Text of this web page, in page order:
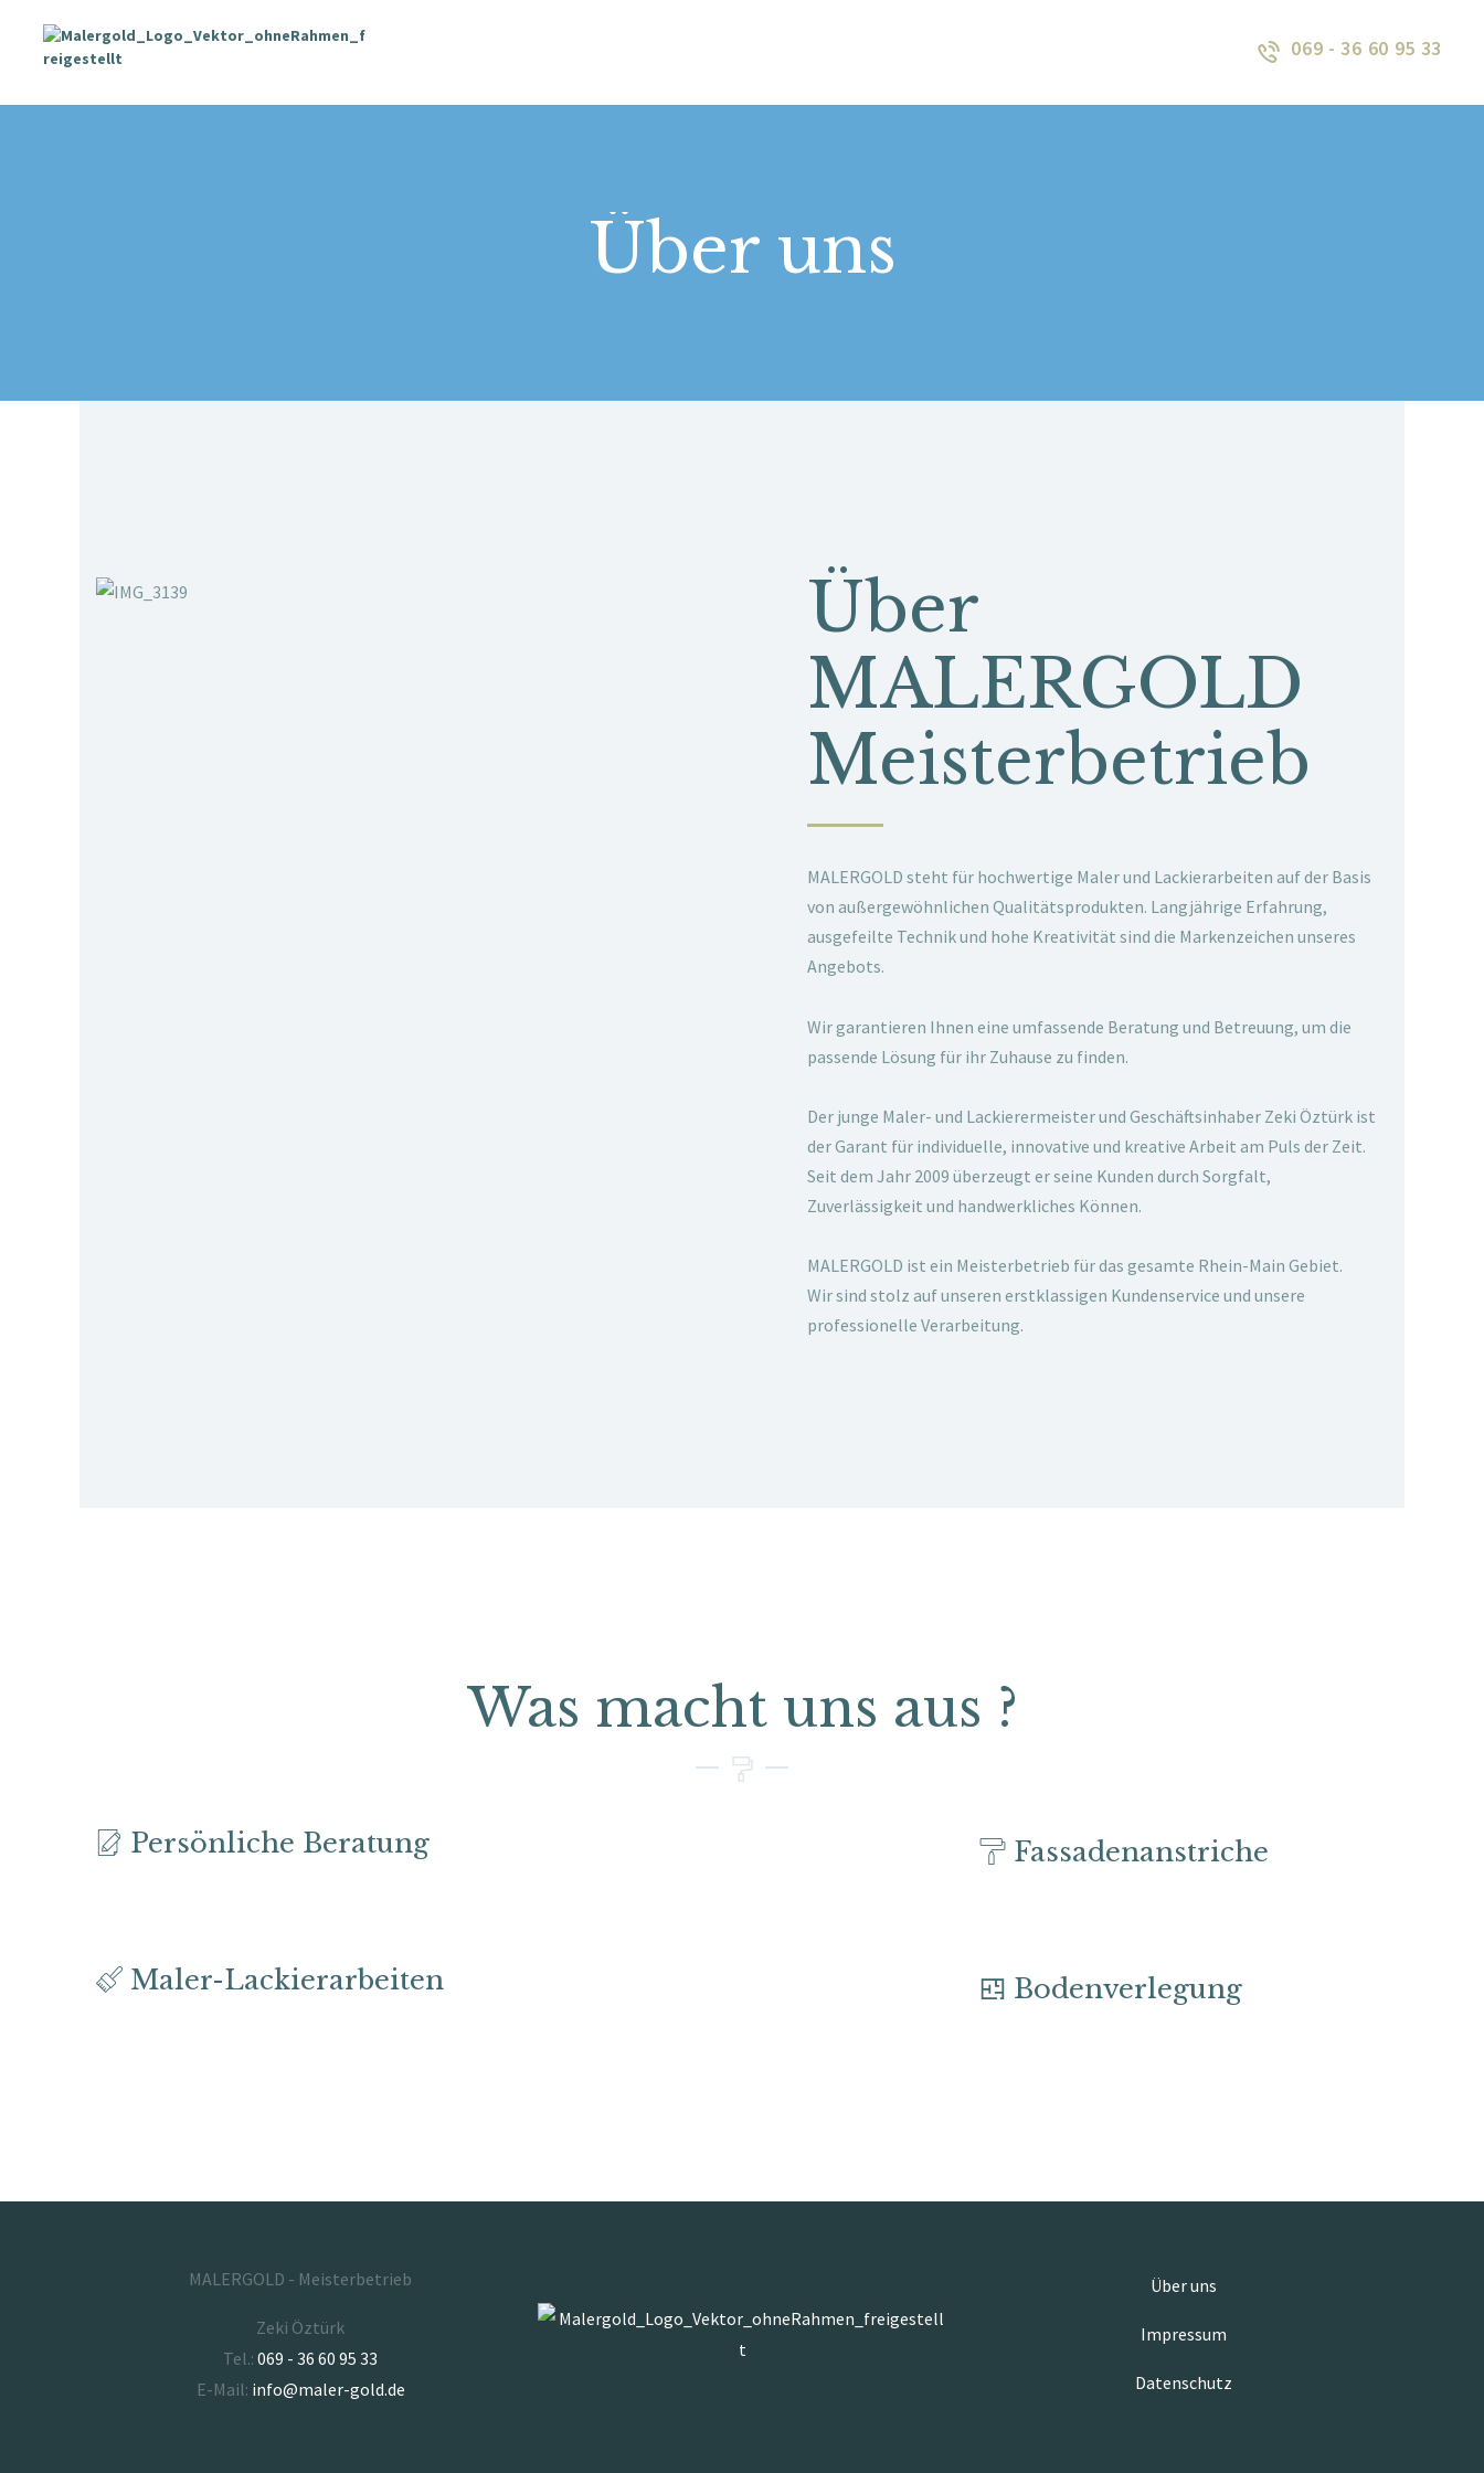
069 - 36 60 95 33
Über uns
LEISTUNGEN
GALERIE
ÜBER UNS
Über
MALERGOLD
Meisterbetrieb
MALERGOLD steht für hochwertige Maler und Lackierarbeiten auf der Basis
von außergewöhnlichen Qualitätsprodukten. Langjährige Erfahrung,
ausgefeilte Technik und hohe Kreativität sind die Markenzeichen unseres
Angebots.
Wir garantieren Ihnen eine umfassende Beratung und Betreuung, um die
passende Lösung für ihr Zuhause zu finden.
Der junge Maler- und Lackierermeister und Geschäftsinhaber Zeki Öztürk ist
der Garant für individuelle, innovative und kreative Arbeit am Puls der Zeit.
Seit dem Jahr 2009 überzeugt er seine Kunden durch Sorgfalt,
Zuverlässigkeit und handwerkliches Können.
MALERGOLD ist ein Meisterbetrieb für das gesamte Rhein-Main Gebiet.
Wir sind stolz auf unseren erstklassigen Kundenservice und unsere
professionelle Verarbeitung.
Was macht uns aus ?
Persönliche Beratung
Maler-Lackierarbeiten
Fassadenanstriche
Bodenverlegung
MALERGOLD - Meisterbetrieb
Zeki Öztürk
Tel.: 069 - 36 60 95 33
E-Mail: info@maler-gold.de
Über uns
Impressum
Datenschutz